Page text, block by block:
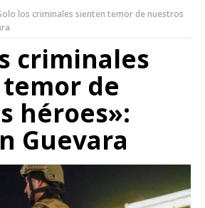
los criminales sienten temor de nuestros
criminales
de
héroes»:
Guevara